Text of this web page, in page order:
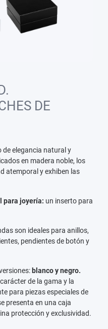
DE
de elegancia natural y
en madera noble, los
atemporal y exhiben las
para joyería: un inserto para
son ideales para anillos,
pendientes de botón y
blanco y negro.
de la gama y la
para piezas especiales de
presenta en una caja
protección y exclusividad.